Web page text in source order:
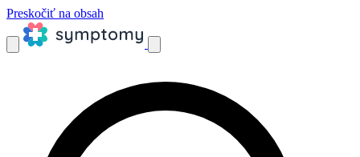
Preskočiť na obsah